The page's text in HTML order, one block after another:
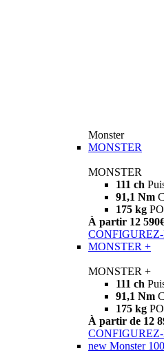
Monster
MONSTER
MONSTER
111 ch
91,1 Nm
175 kg
À partir 12
MONSTER +
MONSTER +
111 ch
91,1 Nm
175 kg
À partir de 12
new Monster 100